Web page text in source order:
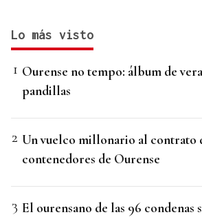
Lo más visto
Ourense no tempo: álbum de
pandillas
Un vuelco millonario al contrato
contenedores de Ourense
El ourensano de las 96 condenas